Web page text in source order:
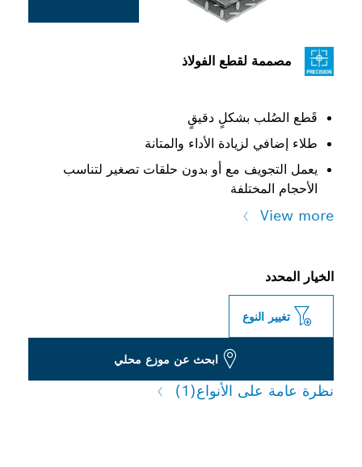
مصممة لقطع الفولاذ
قَطع الصُلب بشكلٍ دقيقٍ
طلاء إضافي لزيادة الأداء والمتانة
يعمل التجويف مع أو بدون حلقات تصغير لتناسب
الأحجام المختلفة
View more
الخيار المحدد
تغيير النوع
ابحث عن موزع محلي
نظرة عامة على الأنواع(1)